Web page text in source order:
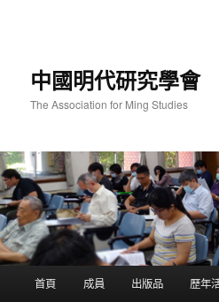
中國明代研究學會
The Association for Ming Studies
首頁 成員 出版品 歷年